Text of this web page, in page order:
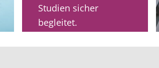
Studien sicher
begleitet.